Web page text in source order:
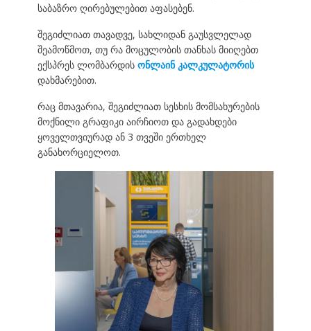
საბაზრო ღირებულებით აფასებენ.
შეგიძლიათ თავადვე, სახლიდან გაუსვლელად
შეამოწმოთ, თუ რა მოცულობის თანხას მიიღებთ
ექსპრეს ლომბარდის ონლაინ კალკულატორის
დახმარებით.
რაც მთავარია, შეგიძლიათ სესხის მომსახურების
მოქნილი გრაფიკი აირჩიოთ და გადახდები
ყოველთვიურად ან 3 თვეში ერთხელ
განახორციელოთ.